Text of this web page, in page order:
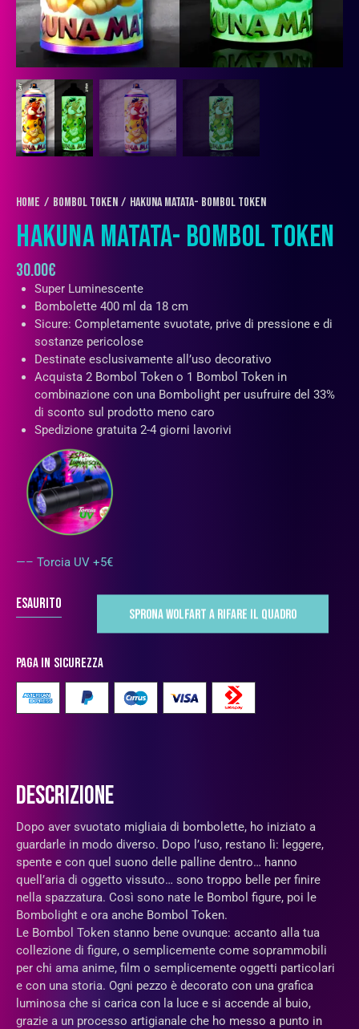
Home Bombol Token Hakuna Matata- Bombol Token
HAKUNA MATATA- BOMBOL TOKEN
30.00€
Super Luminescente
Bombolette 400 ml da 18 cm
Sicure: Completamente svuotate, prive di pressione e di
sostanze pericolose
Destinate esclusivamente all’uso decorativo
Acquista 2 Bombol Token o 1 Bombol Token in
combinazione con una Bombolight per usufruire del 33%
di sconto sul prodotto meno caro
Spedizione gratuita 2-4 giorni lavorivi
—– Torcia UV +5€
Esaurito
Paga in sicurezza
DESCRIZIONE
Dopo aver svuotato migliaia di bombolette, ho iniziato a
guardarle in modo diverso. Dopo l’uso, restano lì: leggere,
spente e con quel suono delle palline dentro… hanno
quell’aria di oggetto vissuto… sono troppo belle per finire
nella spazzatura. Così sono nate le Bombol figure, poi le
Bombolight e ora anche Bombol Token.
Le Bombol Token stanno bene ovunque: accanto alla tua
collezione di figure, o semplicemente come soprammobili
per chi ama anime, film o semplicemente oggetti particolari
e con una storia. Ogni pezzo è decorato con una grafica
luminosa che si carica con la luce e si accende al buio,
grazie a un processo artigianale che ho messo a punto in